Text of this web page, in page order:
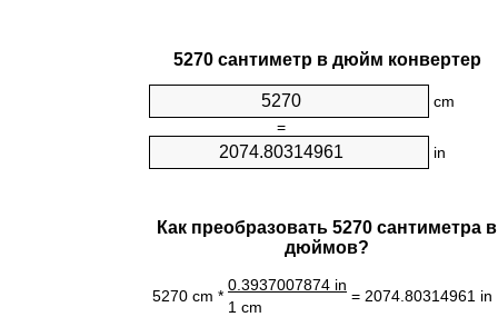
5270 сантиметр в дюйм конвертер
cm
=
in
Как преобразовать 5270 сантиметра в
дюймов?
5270 cm *
0.3937007874 in
= 2074.80314961 in
1 cm